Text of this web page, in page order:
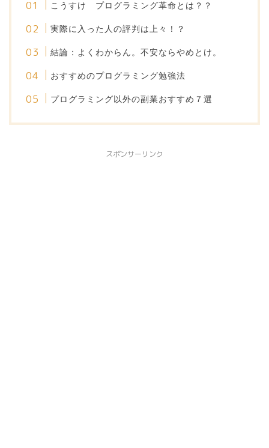
こうすけ プログラミング革命とは？？
実際に入った人の評判は上々！？
結論：よくわからん。不安ならやめとけ。
おすすめのプログラミング勉強法
プログラミング以外の副業おすすめ７選
スポンサーリンク